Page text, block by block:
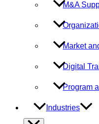
M&A
Market
Digital
Program
Industries